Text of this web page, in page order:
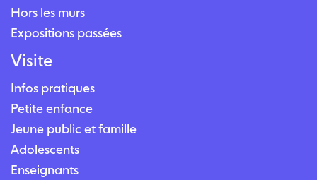
Hors les murs
Expositions passées
Visite
Infos pratiques
Petite enfance
Jeune public et famille
Adolescents
Enseignants